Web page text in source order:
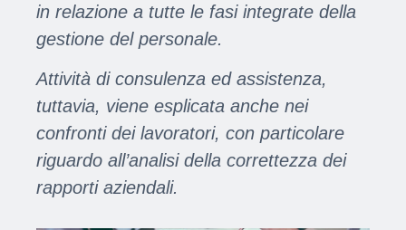
in relazione a tutte le fasi integrate della
gestione del personale.
Attività di consulenza ed assistenza,
tuttavia, viene esplicata anche nei
confronti dei lavoratori, con particolare
riguardo all’analisi della correttezza dei
rapporti aziendali.